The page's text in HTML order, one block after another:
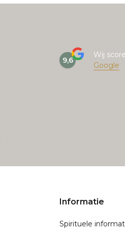
9,6
Wij
Google
Informatie
Spirituele